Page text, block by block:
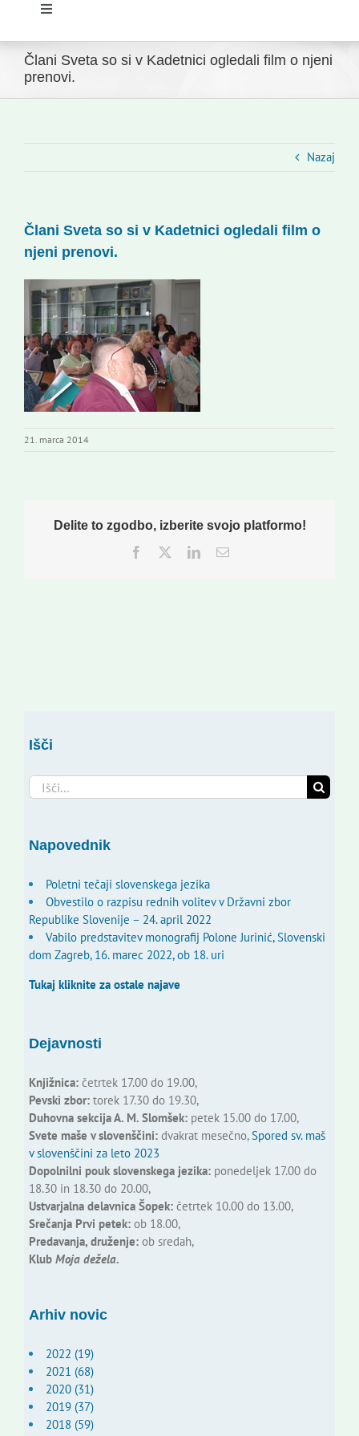
Toggle
Domov
Novice
Kontakti
Novi odmev – naše glasilo
Založništvo
Člani Sveta so si v Kadetnici ogledali film o njeni
prenovi.
Nazaj
Člani Sveta so si v Kadetnici ogledali film o
njeni prenovi.
21. marca 2014
Delite to zgodbo, izberite svojo platformo!
Facebook
TwitterLinkedInEmail
Išči
Search
for:
Napovednik
Poletni tečaji slovenskega jezika
Obvestilo o razpisu rednih volitev v Državni zbor
Republike Slovenije – 24. april 2022
Vabilo predstavitev monografij Polone Jurinić, Slovenski
dom Zagreb, 16. marec 2022, ob 18. uri
Tukaj kliknite za ostale najave
Dejavnosti
Knjižnica:četrtek 17.00 do 19.00,
Pevski zbor:torek 17.30 do 19.30,
Duhovna sekcija A. M. Slomšek:petek 15.00 do 17.00,
Svete maše v slovenščini:dvakrat mesečno,Spored sv. maš
v slovenščini za leto 2023
Dopolnilni pouk slovenskega jezika:ponedeljek 17.00 do
18.30 in 18.30 do 20.00,
Ustvarjalna delavnica Šopek:četrtek 10.00 do 13.00,
Srečanja Prvi petek:ob 18.00,
Predavanja, druženje:ob sredah,
Klub Moja dežela.
Arhiv novic
2022 (19)
2021 (68)
2020 (31)
2019 (37)
2018 (59)